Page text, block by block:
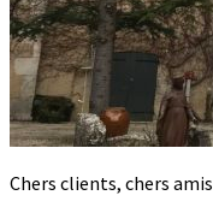
Chers clients, chers